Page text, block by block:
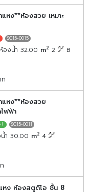
หง**ห้องสวย เหมาะ
SC15-0015
องน้ำ 32.00 m2 2 B
ท
แหง**ห้องสวย
ฟฟ้า
SC15-0011
ำ 30.00 m2 4
หง ห้องสตูดิโอ ชั้น 8